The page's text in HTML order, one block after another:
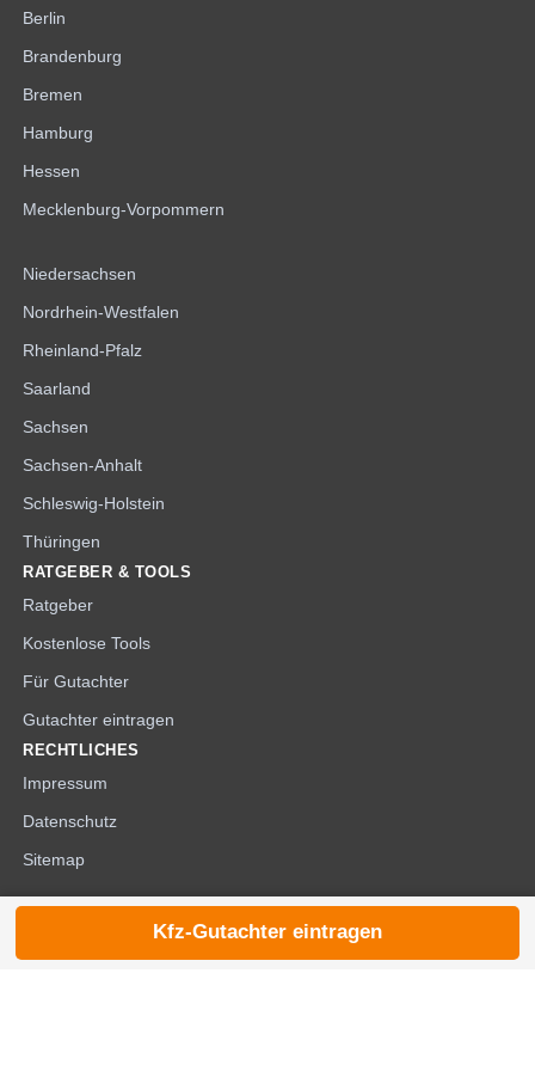
Berlin
Brandenburg
Bremen
Hamburg
Hessen
Mecklenburg-Vorpommern
Niedersachsen
Nordrhein-Westfalen
Rheinland-Pfalz
Saarland
Sachsen
Sachsen-Anhalt
Schleswig-Holstein
Thüringen
RATGEBER & TOOLS
Ratgeber
Kostenlose Tools
Für Gutachter
Gutachter eintragen
RECHTLICHES
Impressum
Datenschutz
Sitemap
© 2026 die-kfzgutachter.de
Kfz-Gutachter eintragen